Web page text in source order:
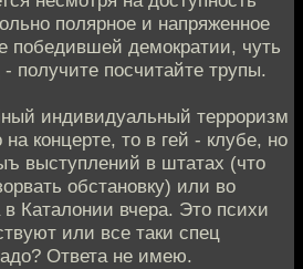
полярное и напряженное
победившей демократии, чуть
получите посчитайте трупы.
индивидуальный терроризм
концерте, то в гей - клубе, но
выступлений в штатах (что
обстановку) или во
Каталонии вчера. Это психи
или все таки спец
Ответа не имею.